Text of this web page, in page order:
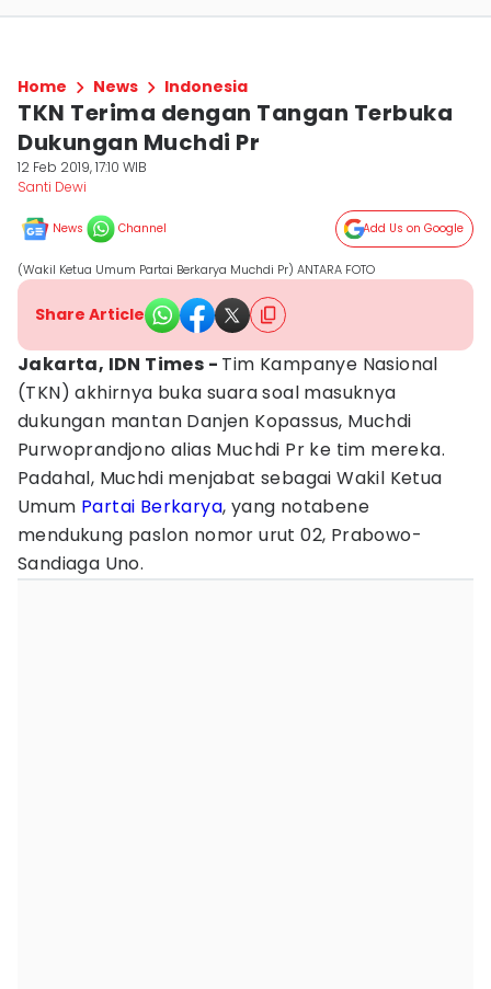
Home News Indonesia
TKN Terima dengan Tangan Terbuka
Dukungan Muchdi Pr
12 Feb 2019, 17:10 WIB
Santi Dewi
News Channel Add Us on Google
(Wakil Ketua Umum Partai Berkarya Muchdi Pr) ANTARA FOTO
Share Article
Jakarta, IDN Times - Tim Kampanye Nasional
(TKN) akhirnya buka suara soal masuknya
dukungan mantan Danjen Kopassus, Muchdi
Purwoprandjono alias Muchdi Pr ke tim mereka.
Padahal, Muchdi menjabat sebagai Wakil Ketua
Umum Partai Berkarya, yang notabene
mendukung paslon nomor urut 02, Prabowo-
Sandiaga Uno.